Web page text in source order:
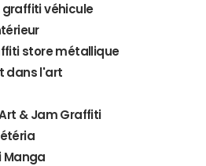
véhicule
store métallique
dans l'art
& Jam Graffiti
Manga